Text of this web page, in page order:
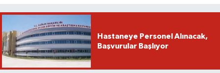
Hastaneye Personel Alınacak,
Başvurular Başlıyor